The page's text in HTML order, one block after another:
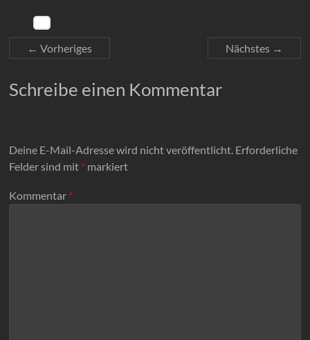
← Vorheriges Nächstes →
Schreibe einen Kommentar
Deine E-Mail-Adresse wird nicht veröffentlicht. Erforderliche
Felder sind mit * markiert
Kommentar *